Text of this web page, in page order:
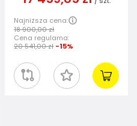
Najniższa cena:
18 900,00 zł
Cena regularna:
20 541,00 zł -15%